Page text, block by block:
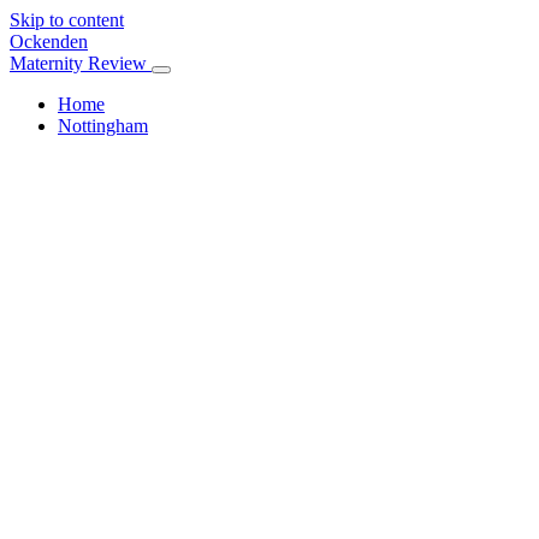
Skip to content
Ockenden
Maternity Review
Home
Nottingham